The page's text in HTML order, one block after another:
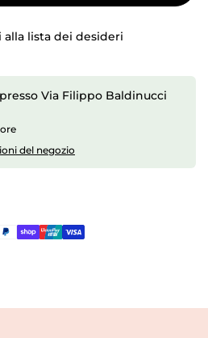
lista dei desideri
Via Filippo Baldinucci
del negozio